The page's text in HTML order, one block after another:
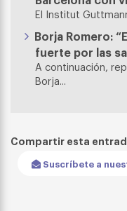
El Institut
Borja Romero:
fuerte por las
A continuación,
Borja...
Compartir esta
Suscríbete a